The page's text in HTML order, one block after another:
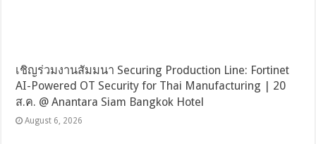
เชิญร่วมงานสัมมนา Securing Production Line: Fortinet
AI-Powered OT Security for Thai Manufacturing | 20
ส.ค. @ Anantara Siam Bangkok Hotel
August 6, 2026